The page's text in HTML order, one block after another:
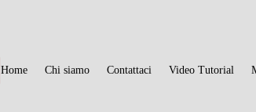
Home Chi siamo Contattaci Video Tutorial